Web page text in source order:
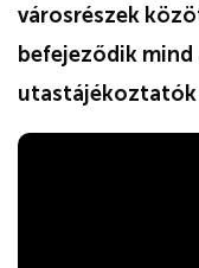
városrészek
befejeződik mind
utastájékoztatók